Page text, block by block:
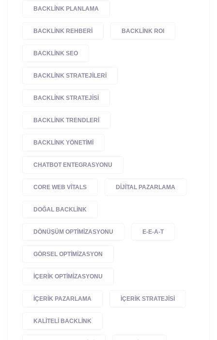
BACKLINK PLANLAMA
BACKLINK REHBERI BACKLINK ROI
BACKLINK SEO
BACKLINK STRATEJILERI
BACKLINK STRATEJISI
BACKLINK TRENDLERI
BACKLINK YÖNETIMI
CHATBOT ENTEGRASYONU
CORE WEB VITALS DIJITAL PAZARLAMA
DOĞAL BACKLINK
DÖNÜŞÜM OPTIMIZASYONU E-E-A-T
GÖRSEL OPTIMIZASYON
IÇERIK OPTIMIZASYONU
IÇERIK PAZARLAMA IÇERIK STRATEJISI
KALITELI BACKLINK